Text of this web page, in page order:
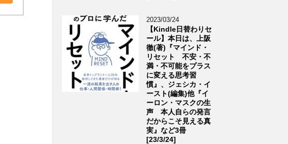
2023/03/24
【Kindle日替わりセ
ール】本日は、上阪
徹(著)『マインド・
リセット 不安・不
満・不可能をプラス
に変える思考習
慣』、ジェシカ・イ
ースト(編集)他『イ
ーロン・マスクの生
声 本人自らの発言
だからこそ見える真
実』など3冊
[23/3/24]